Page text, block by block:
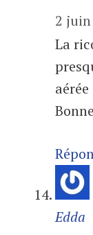
2
La
aérée
Edda